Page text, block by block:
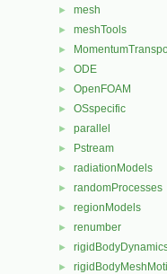
► mesh
► meshTools
►
► ODE
► OpenFOAM
► OSspecific
► parallel
► Pstream
► radiationModels
► randomProcesses
► regionModels
► renumber
►
►